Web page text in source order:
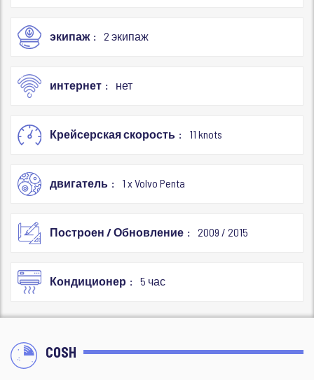
экипаж 2 экипаж
интернет нет
Крейсерская скорость 11 knots
двигатель 1 x Volvo Penta
Построен / Обновление 2009 / 2015
Кондиционер 5 час
COSH